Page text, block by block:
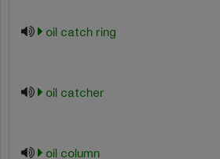
oil catch ring
oil catcher
oil column